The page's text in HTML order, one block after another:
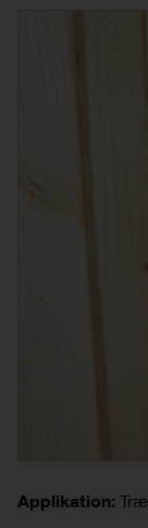
Applikation: